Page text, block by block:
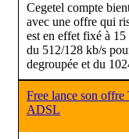
Cegetel compte
avec une offre qui
est en effet fixé à
du 512/128 kb/s
degroupée et du
Free lance son
ADSL